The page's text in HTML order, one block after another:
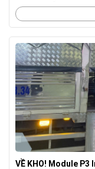
VỀ KHO! Module